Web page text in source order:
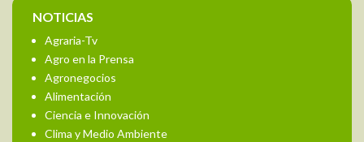
NOTICIAS
Agraria-Tv
Agro en la Prensa
Agronegocios
Alimentación
Ciencia e Innovación
Clima y Medio Ambiente